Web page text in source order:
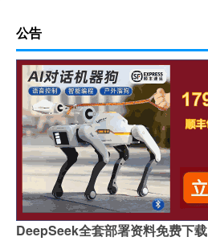
公告
DeepSeek全套部署资料免费下载